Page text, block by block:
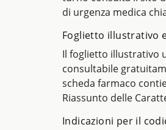
di urgenza medica
Foglietto illustrativo
Il foglietto illustrativo
consultabile
scheda farmaco
Riassunto delle
Indicazioni per il